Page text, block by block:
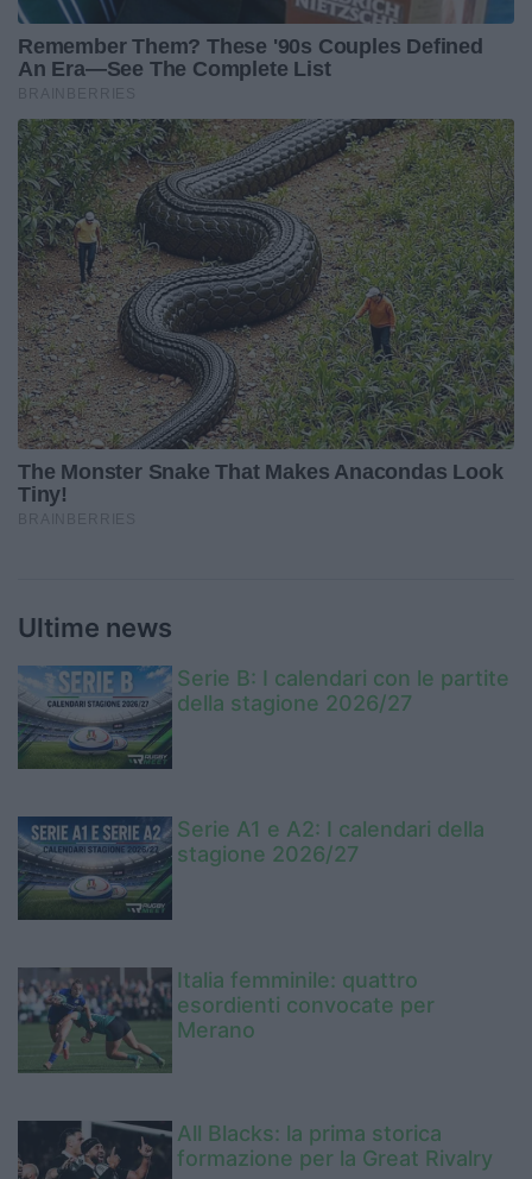
Ultime news
Serie B: I calendari con le partite
della stagione 2026/27
Serie A1 e A2: I calendari della
stagione 2026/27
Italia femminile: quattro
esordienti convocate per
Merano
All Blacks: la prima storica
formazione per la Great Rivalry